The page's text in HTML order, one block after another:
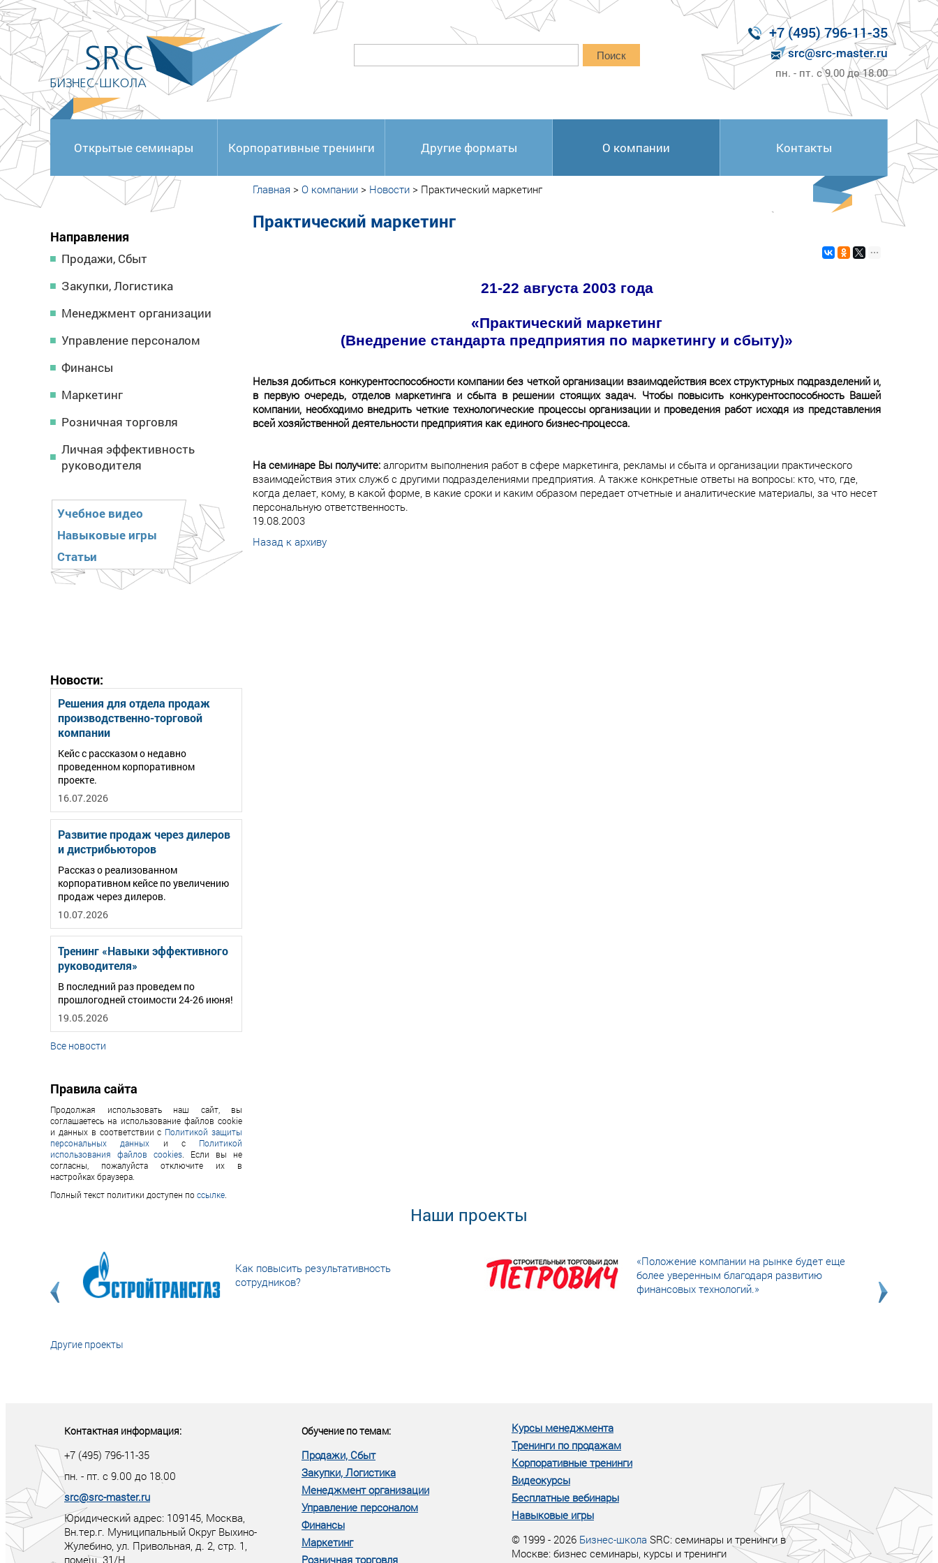
<
Поиск
+7 (495) 796-11-35
src@src-master.ru
пн. - пт. с 9.00 до 18.00
Открытые семинары Корпоративные тренинги Другие форматы О компании Контакты
Направления
Продажи, Сбыт
Закупки, Логистика
Менеджмент организации
Управление персоналом
Финансы
Маркетинг
Розничная торговля
Личная эффективность
руководителя
Учебное видео
Навыковые игры
Статьи
Новости:
Решения для отдела продаж
производственно-торговой
компании
Кейс с рассказом о недавно
проведенном корпоративном
проекте.
16.07.2026
Развитие продаж через дилеров
и дистрибьюторов
Рассказ о реализованном
корпоративном кейсе по увеличению
продаж через дилеров.
10.07.2026
Тренинг «Навыки эффективного
руководителя»
В последний раз проведем по
прошлогодней стоимости 24-26 июня!
19.05.2026
Все новости
Правила сайта
Продолжая использовать наш сайт, вы
соглашаетесь на использование файлов cookie
и данных в соответствии с Политикой защиты
персональных данных и с Политикой
использования файлов cookies . Если вы не
согласны, пожалуйста отключите их в
настройках браузера.
Полный текст политики доступен поссылке
Главная > О компании > Новости > Практический маркетинг
Практический маркетинг
21-22 августа 2003 года
«Практический маркетинг
(Внедрение стандарта предприятия по маркетингу и сбыту)»
Нельзя добиться конкурентоспособности компании без четкой организации взаимодействия всех структурных подразделений и,
в первую очередь, отделов маркетинга и сбыта в решении стоящих задач. Чтобы повысить конкурентоспособность Вашей
компании, необходимо внедрить четкие технологические процессы организации и проведения работ исходя из представления
всей хозяйственной деятельности предприятия как единого бизнес-процесса.
На семинаре Вы получите: алгоритм выполнения работ в сфере маркетинга, рекламы и сбыта и организации практического
взаимодействия этих служб с другими подразделениями предприятия. А также конкретные ответы на вопросы: кто, что, где,
когда делает, кому, в какой форме, в какие сроки и каким образом передает отчетные и аналитические материалы, за что несет
персональную ответственность.
19.08.2003
Назад к архиву
Наши проекты
Как повысить результативность
сотрудников?
«Положение компании на рынке будет еще
более уверенным благодаря развитию
финансовых технологий.»
Другие проекты
Контактная информация:
+7 (495) 796-11-35
пн. - пт. с 9.00 до 18.00
src@src-master.ru
Юридический адрес: 109145, Москва,
Вн.тер.г. Муниципальный Округ Выхино-
Жулебино, ул. Привольная, д. 2, стр. 1,
помещ. 31/Н
Обучение по темам:
Продажи, Сбыт
Закупки, Логистика
Менеджмент организации
Управление персоналом
Финансы
Маркетинг
Розничная торговля
Курсы менеджмента
Тренинги по продажам
Корпоративные тренинги
Видеокурсы
Бесплатные вебинары
Навыковые игры
© 1999 - 2026 Бизнес-школа SRC: семинары и тренинги в
Москве: бизнес семинары, курсы и тренинги